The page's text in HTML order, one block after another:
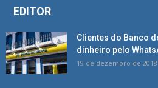
EDITOR
Clientes do Banco
dinheiro pelo
19 de dezembro de 2018